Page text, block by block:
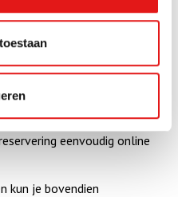
bij Pak 'n Bak
is snel en eenvoudig.
en selecteer de gewenste
welke aanhangwagens
eenvoudig online
kun je bovendien